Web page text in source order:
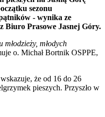
sezonu
- wynika ze
Biuro Prasowe Jasnej Góry.
młodzieży, młodych
o. Michał Bortnik OSPPE,
że od 16 do 26
pieszych. Przyszło w